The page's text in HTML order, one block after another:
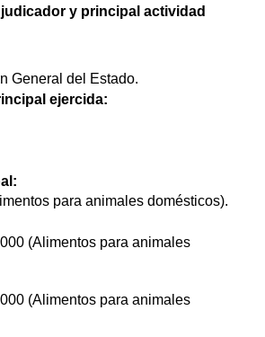
y principal actividad
General del Estado.
ejercida:
para animales domésticos).
(Alimentos para animales
(Alimentos para animales